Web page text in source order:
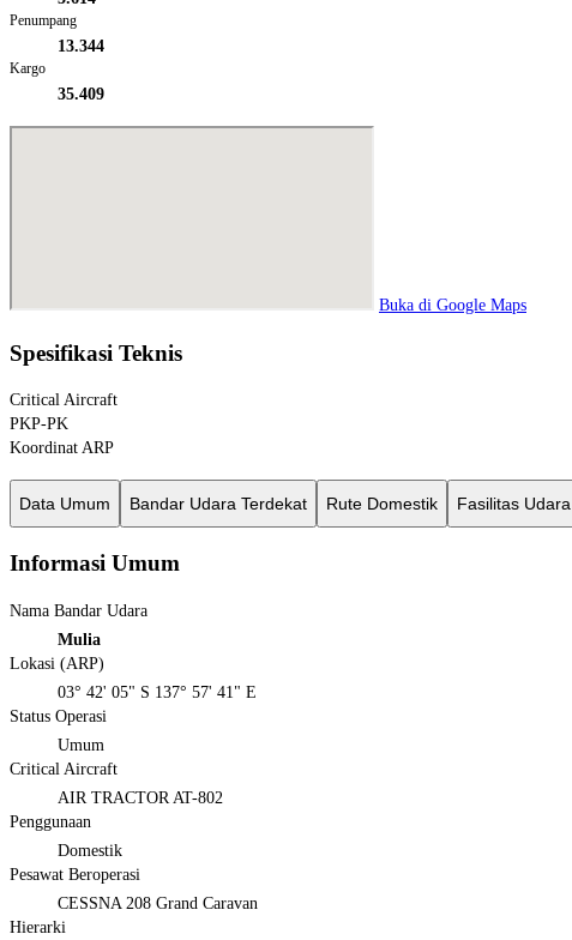
Penumpang
13.344
Kargo
35.409
Buka di Google Maps
Spesifikasi Teknis
Critical Aircraft
PKP-PK
Koordinat ARP
Data Umum Bandar Udara Terdekat Rute Domestik Fasilitas Udara
Informasi Umum
Nama Bandar Udara
Mulia
Lokasi (ARP)
03° 42' 05" S 137° 57' 41" E
Status Operasi
Umum
Critical Aircraft
AIR TRACTOR AT-802
Penggunaan
Domestik
Pesawat Beroperasi
CESSNA 208 Grand Caravan
Hierarki